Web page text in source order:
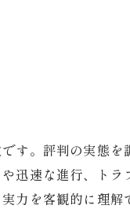
す。評判の実態
迅速な進行、ト
力を客観的に理